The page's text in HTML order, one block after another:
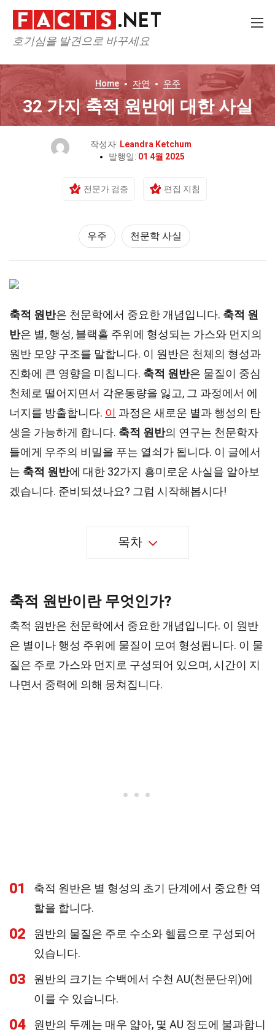
호기심을 발견으로 바꾸세요
Home 자연 우주
32 가지 축적 원반에 대한 사실
작성자: Leandra Ketchum
발행일: 01 4월 2025
전문가 검증 편집 지침
우주 천문학 사실
축적 원반은 천문학에서 중요한 개념입니다. 축적 원
반은 별, 행성, 블랙홀 주위에 형성되는 가스와 먼지의
원반 모양 구조를 말합니다. 이 원반은 천체의 형성과
진화에 큰 영향을 미칩니다. 축적 원반은 물질이 중심
천체로 떨어지면서 각운동량을 잃고, 그 과정에서 에
너지를 방출합니다. 이 과정은 새로운 별과 행성의 탄
생을 가능하게 합니다. 축적 원반의 연구는 천문학자
들에게 우주의 비밀을 푸는 열쇠가 됩니다. 이 글에서
는 축적 원반에 대한 32가지 흥미로운 사실을 알아보
겠습니다. 준비되셨나요? 그럼 시작해봅시다!
목차
축적 원반이란 무엇인가?
축적 원반은 천문학에서 중요한 개념입니다. 이 원반
은 별이나 행성 주위에 물질이 모여 형성됩니다. 이 물
질은 주로 가스와 먼지로 구성되어 있으며, 시간이 지
나면서 중력에 의해 뭉쳐집니다.
01
축적 원반은 별 형성의 초기 단계에서 중요한 역
할을 합니다.
02
원반의 물질은 주로 수소와 헬륨으로 구성되어
있습니다.
03
원반의 크기는 수백에서 수천 AU(천문단위)에
이를 수 있습니다.
04
원반의 두께는 매우 얇아, 몇 AU 정도에 불과합니